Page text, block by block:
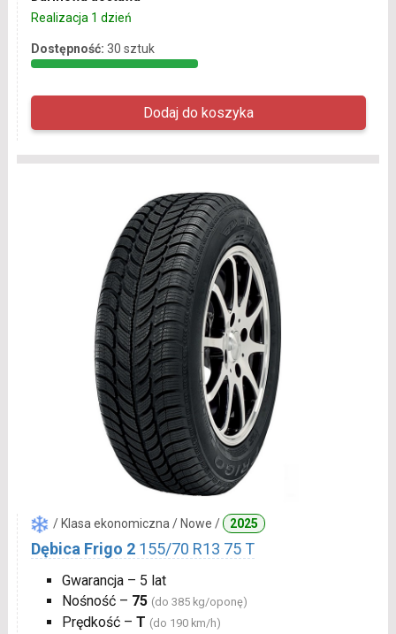
Realizacja 1 dzień
Dostępność: 30 sztuk
/ Klasa ekonomiczna / Nowe / 2025
Dębica Frigo 2 155/70 R13 75 T
Gwarancja – 5 lat
Nośność – 75 (do 385 kg/oponę)
Prędkość – T (do 190 km/h)